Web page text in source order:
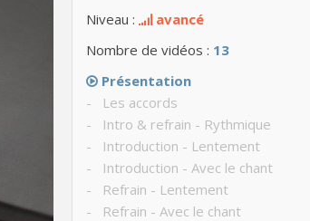
Niveau :
avancé
Nombre de vidéos : 13
Présentation
- Les accords
- Intro & refrain - Rythmique
- Introduction - Lentement
- Introduction - Avec le chant
- Refrain - Lentement
- Refrain - Avec le chant